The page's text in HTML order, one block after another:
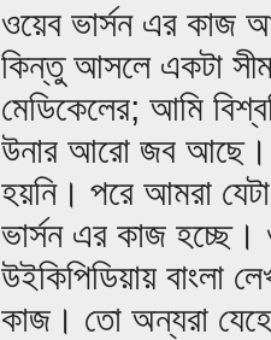
ওয়েব ভার্সন এর কাজ
কিন্তু আসলে একটা
মেডিকেলের; আমি
উনার আরো জব আছে।
হয়নি। পরে আমরা
ভার্সন এর কাজ
উইকিপিডিয়ায় বাংলা
কাজ। তো অন্যরা